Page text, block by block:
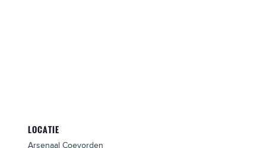
LOCATIE
Arsenaal Coevorden